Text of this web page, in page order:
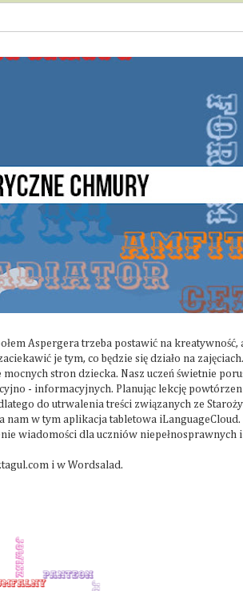
Aspergera trzeba postawić na kreatywność,
je tym, co będzie się działo na zajęciach.
stron dziecka. Nasz uczeń świetnie
- informacyjnych. Planując lekcję
do utrwalenia treści związanych ze
nam w tym aplikacja tabletowa
wiadomości dla uczniów niepełnosprawnych
i w Wordsalad.